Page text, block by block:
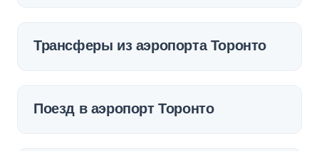
Трансферы из аэропорта Торонто
Поезд в аэропорт Торонто